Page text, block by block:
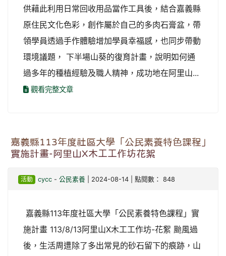
供藉此利用日常回收用品當作工具後，結合嘉義縣
原住民文化色彩，創作屬於自己的多肉石膏盆，帶
領學員透過手作體驗增加學員幸福感，也同步帶動
環境議題， 下半場山葵的復育計畫，說明如何通
過多年的種植經驗及職人精神，成功地在阿里山...
觀看完整文章
嘉義縣113年度社區大學「公民素養特色課程」
實施計畫-阿里山X木工工作坊花絮
活動 cycc- 公民素養| 2024-08-14 | 點閱數： 848
嘉義縣113年度社區大學「公民素養特色課程」實
施計畫 113/8/13阿里山X木工工作坊-花絮 颱風過
後，生活周遭除了多出常見的砂石留下的痕跡，山